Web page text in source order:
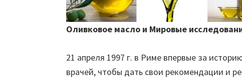
Оливковое масло и Мировые
21 апреля 1997 г. в Риме впервые за
врачей, чтобы дать свои рекомендации и